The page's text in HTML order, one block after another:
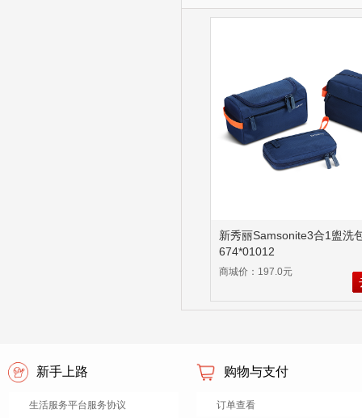
新秀丽Samsonite3合1盥洗
674*01012
商城价：197.0元
新手上路
生活服务平台服务协议
购物与支付
订单查看